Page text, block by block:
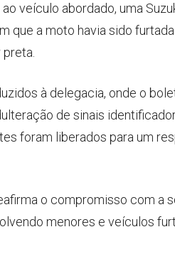
ao veículo abordado, uma
que a moto havia sido
preta.
à delegacia, onde o
de sinais
foram liberados para um
o compromisso com a
menores e veículos